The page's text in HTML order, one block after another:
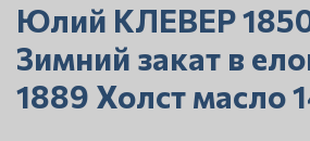
Юлий КЛЕВЕР
Зимний закат в
1889 Холст масло